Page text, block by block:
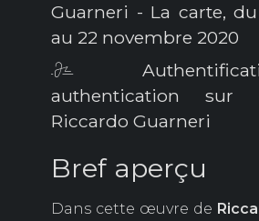
Guarneri - La carte,
au 22 novembre 2020
authentication sur
Riccardo Guarneri
Bref aperçu
Dans cette œuvre de